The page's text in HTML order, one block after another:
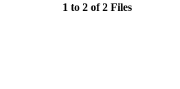
1 to 2 of 2 Files